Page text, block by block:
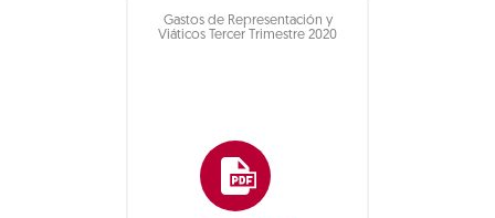
Gastos de Representación y
Viáticos Tercer Trimestre 2020